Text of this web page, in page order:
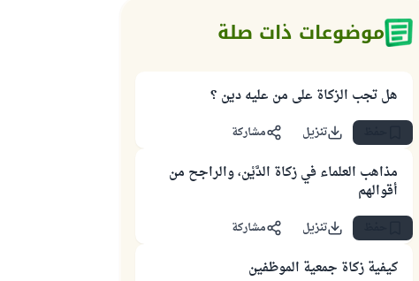
موضوعات ذات صلة
هل تجب الزكاة على من عليه دين ؟
تنزيل مشاركة
مذاهب العلماء في زكاة الدَّيْن، والراجح من
أقوالهم
تنزيل مشاركة
كيفية زكاة جمعية الموظفين